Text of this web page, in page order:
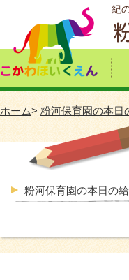
紀
ホーム> 粉河保育園の本日
粉河保育園の本日の